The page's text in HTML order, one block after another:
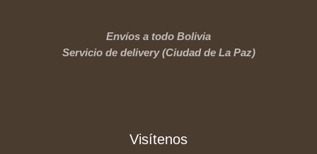
Envíos a todo Bolivia
Servicio de delivery (Ciudad de La Paz)
Visítenos